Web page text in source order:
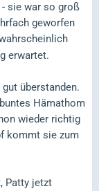
sie war so groß
geworfen
erwartet.
überstanden.
Hämathom
wieder richtig
kommt sie zum
Patty jetzt